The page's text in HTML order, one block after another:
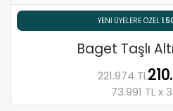
% 5 HAVALE /
Baget Taşlı
221.974 TL
73.991 TL x